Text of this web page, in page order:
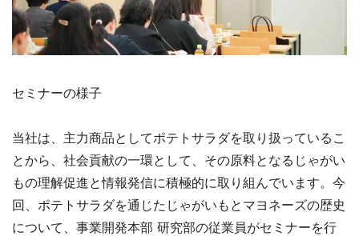
セミナーの様子
当社は、主力商品としてポテトサラダを取り扱っているこ
とから、社会貢献の一環として、その原料となるじゃがい
もの理解促進と情報発信に積極的に取り組んでいます。今
回、ポテトサラダを通じたじゃがいもとマヨネーズの歴史
について、事業開発本部 研究部の従業員がセミナーを行